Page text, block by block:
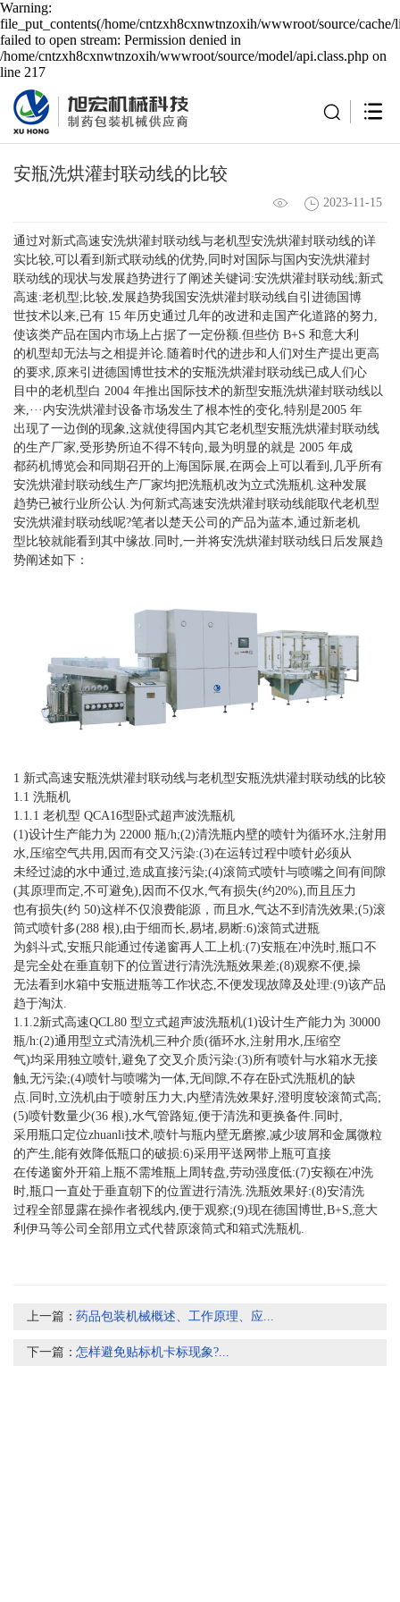
Warning:
file_put_contents(/home/cntzxh8cxnwtnzoxih/wwwroot/source/cache/
failed to open stream: Permission denied in
/home/cntzxh8cxnwtnzoxih/wwwroot/source/model/api.class.php on
line 217
安瓶洗烘灌封联动线的比较
2023-11-15
通过对新式高速安洗烘灌封联动线与老机型安洗烘灌封联动线的详
实比较,可以看到新式联动线的优势,同时对国际与国内安洗烘灌封
联动线的现状与发展趋势进行了阐述关键词:安洗烘灌封联动线;新式
高速:老机型;比较,发展趋势我国安洗烘灌封联动线自引进德国博
世技术以来,已有 15 年历史通过几年的改进和走国产化道路的努力,
使该类产品在国内市场上占据了一定份额.但些仿 B+S 和意大利
的机型却无法与之相提并论.随着时代的进步和人们对生产提出更高
的要求,原来引进德国博世技术的安瓶洗烘灌封联动线已成人们心
目中的老机型白 2004 年推出国际技术的新型安瓶洗烘灌封联动线以
来,···内安洗烘灌封设备市场发生了根本性的变化,特别是2005 年
出现了一边倒的现象,这就使得国内其它老机型安瓶洗烘灌封联动线
的生产厂家,受形势所迫不得不转向,最为明显的就是 2005 年成
都药机博览会和同期召开的上海国际展,在两会上可以看到,几乎所有
安洗烘灌封联动线生产厂家均把洗瓶机改为立式洗瓶机.这种发展
趋势已被行业所公认.为何新式高速安洗烘灌封联动线能取代老机型
安洗烘灌封联动线呢?笔者以楚天公司的产品为蓝本,通过新老机
型比较就能看到其中缘故.同时,一并将安洗烘灌封联动线日后发展趋
势阐述如下：
1 新式高速安瓶洗烘灌封联动线与老机型安瓶洗烘灌封联动线的比较
1.1 洗瓶机
1.1.1 老机型 QCA16型卧式超声波洗瓶机
(1)设计生产能力为 22000 瓶/h;(2)清洗瓶内壁的喷针为循环水,注射用
水,压缩空气共用,因而有交又污染:(3)在运转过程中喷针必须从
未经过滤的水中通过,造成直接污染;(4)滚筒式喷针与喷嘴之间有间隙
(其原理而定,不可避免),因而不仅水,气有损失(约20%),而且压力
也有损失(约 50)这样不仅浪费能源，而且水,气达不到清洗效果;(5)滚
筒式喷针多(288 根),由于细而长,易堵,易断:6)滚筒式进瓶
为斜斗式,安瓶只能通过传递窗再人工上机:(7)安瓶在冲洗时,瓶口不
是完全处在垂直朝下的位置进行清洗洗瓶效果差;(8)观察不便,操
无法看到水箱中安瓶进瓶等工作状态,不便发现故障及处理:(9)该产品
趋于淘汰.
1.1.2新式高速QCL80 型立式超声波洗瓶机(1)设计生产能力为 30000
瓶/h:(2)通用型立式清洗机三种介质(循环水,注射用水,压缩空
气)均采用独立喷针,避免了交叉介质污染:(3)所有喷针与水箱水无接
触,无污染;(4)喷针与喷嘴为一体,无间隙,不存在卧式洗瓶机的缺
点.同时,立洗机由于喷射压力大,内壁清洗效果好,澄明度较滚简式高;
(5)喷针数量少(36 根),水气管路短,便于清洗和更换备件.同时,
采用瓶口定位zhuanli技术,喷针与瓶内壁无磨擦,减少玻屑和金属微粒
的产生,能有效降低瓶口的破损:6)采用平送网带上瓶可直接
在传递窗外开箱上瓶不需堆瓶上周转盘,劳动强度低:(7)安额在冲洗
时,瓶口一直处于垂直朝下的位置进行清洗.洗瓶效果好:(8)安清洗
过程全部显露在操作者视线内,便于观察;(9)现在德国博世,B+S,意大
利伊马等公司全部用立式代替原滚筒式和箱式洗瓶机.
上一篇：药品包装机械概述、工作原理、应...
下一篇：怎样避免贴标机卡标现象?...